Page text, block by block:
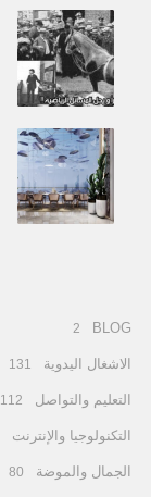
BLOG
2
الاشغال اليدوية 131
التعليم والتواصل 112
التكنولوجيا والإنترنت
الجمال والموضة 80